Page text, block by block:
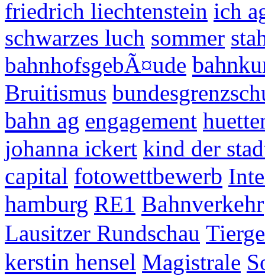
friedrich liechtenstein ich
schwarzes luch sommer
bahnhofsgebÃ¤ude
Bruitismus
bahn ag engagement
johanna ickert kind der
capital fotowettbewerb
hamburg RE1 Bahnverkehr
Lausitzer Rundschau
kerstin hensel Magistrale